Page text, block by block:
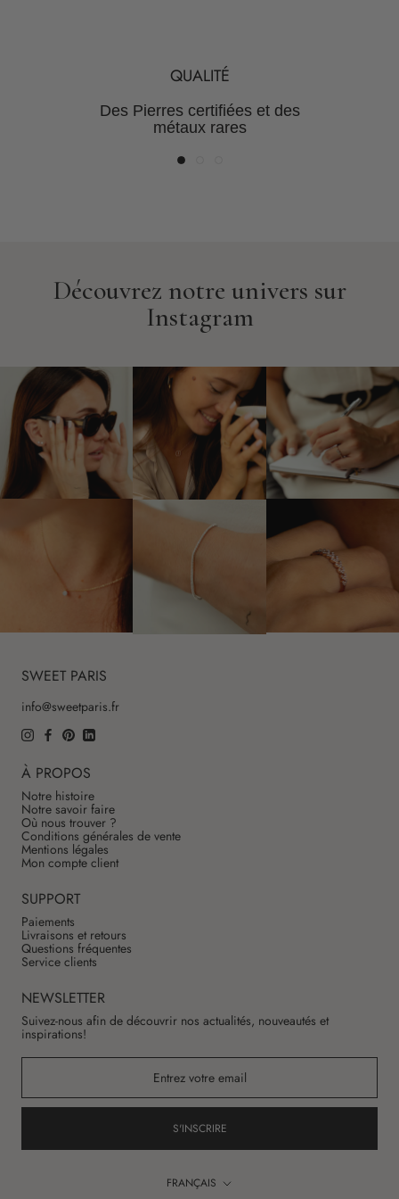
QUALITÉ
Des Pierres certifiées et des
métaux rares
SUR-MESURE
milliers de possibilités
TRANSPARENCE
valeur pour des prix justes
Découvrez notre univers sur
Instagram
SWEET PARIS
info@sweetparis.fr
À PROPOS
Notre histoire
Notre savoir faire
Où nous trouver ?
Conditions générales de vente
Mentions légales
Mon compte client
SUPPORT
Paiements
Livraisons et retours
Questions fréquentes
Service clients
NEWSLETTER
Suivez-nous afin de découvrir nos actualités, nouveautés et
inspirations!
S'INSCRIRE
Langue
FRANÇAIS